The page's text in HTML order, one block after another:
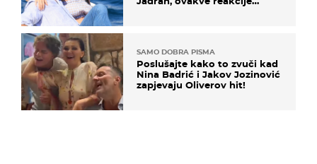
SAMO DOBRA PISMA
Poslušajte kako to zvuči kad
Nina Badrić i Jakov Jozinović
zapjevaju Oliverov hit!